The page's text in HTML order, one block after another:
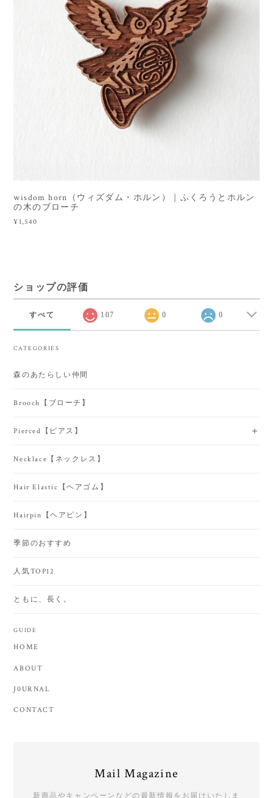
wisdom horn（ウィズダム・ホルン）｜ふくろうとホルン
の木のブローチ
¥1,540
ショップの評価
すべて 107 0 0
CATEGORIES
森のあたらしい仲間
Brooch【ブローチ】
Pierced【ピアス】
Necklace【ネックレス】
Hair Elastic【ヘアゴム】
Hairpin【ヘアピン】
季節のおすすめ
人気TOP12
ともに、長く。
GUIDE
HOME
ABOUT
J0URNAL
CONTACT
Mail Magazine
新商品やキャンペーンなどの最新情報をお届けいたしま